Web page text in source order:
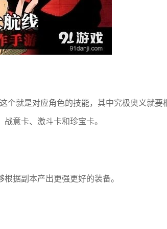
个就是对应角色的技能，其中究极奥义就要
意卡、激斗卡和珍宝卡。
据副本产出更强更好的装备。